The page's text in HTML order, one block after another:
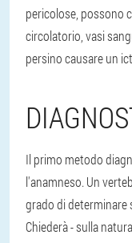
pericolose, possono
circolatorio, vasi
persino causare un
Il primo metodo
l'anamneso. Un
grado di determinare
Chiederà - sulla